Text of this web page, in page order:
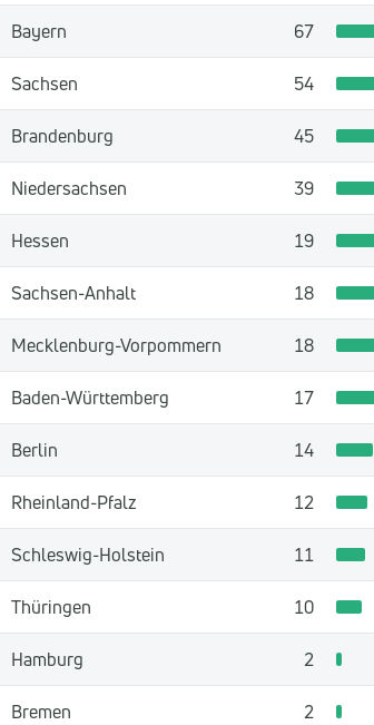
Bayern 67
Sachsen 54
Brandenburg 45
Niedersachsen 39
Hessen 19
Sachsen-Anhalt 18
Mecklenburg-Vorpommern 18
Baden-Württemberg 17
Berlin 14
Rheinland-Pfalz 12
Schleswig-Holstein 11
Thüringen 10
Hamburg 2
Bremen 2